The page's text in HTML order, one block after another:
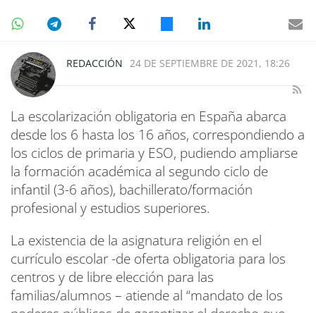
REDACCIÓN 24 DE SEPTIEMBRE DE 2021, 18:26
La escolarización obligatoria en España abarca
desde los 6 hasta los 16 años, correspondiendo a
los ciclos de primaria y ESO, pudiendo ampliarse
la formación académica al segundo ciclo de
infantil (3-6 años), bachillerato/formación
profesional y estudios superiores.
La existencia de la asignatura religión en el
currículo escolar -de oferta obligatoria para los
centros y de libre elección para las
familias/alumnos – atiende al “mandato de los